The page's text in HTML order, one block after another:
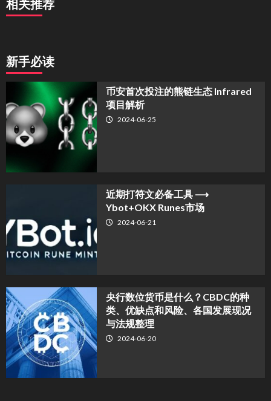
相关推荐
新手必读
币安首次投注的熊链生态 Infrared
项目解析
2024-06-25
近期打符文必备工具 ⟶
Ybot+OKX Runes市场
2024-06-21
央行数位货币是什么？CBDC的种
类、优缺点和风险、各国发展现况
与法规整理
2024-06-20